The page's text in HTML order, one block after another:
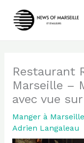
Restaurant
Marseille –
avec vue
Manger à Marseille
Adrien Langaleau